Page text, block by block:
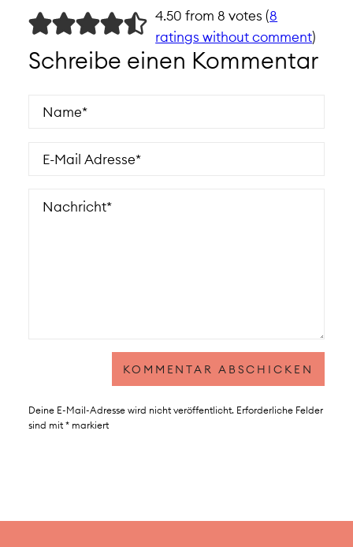
4.50 from 8 votes (8
ratings without comment)
Schreibe einen Kommentar
Deine E-Mail-Adresse wird nicht veröffentlicht. Erforderliche Felder
sind mit *markiert